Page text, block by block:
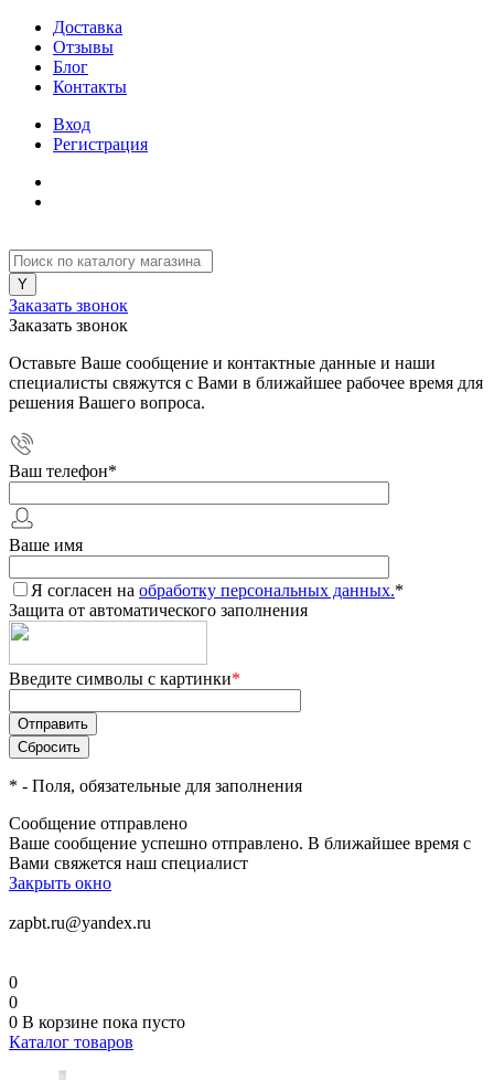
Доставка
Отзывы
Блог
Контакты
Вход
Регистрация
Заказать звонок
Заказать звонок
Оставьте Ваше сообщение и контактные данные и наши
специалисты свяжутся с Вами в ближайшее рабочее время для
решения Вашего вопроса.
Ваш телефон*
Ваше имя
Я согласен на обработку персональных данных.*
Защита от автоматического заполнения
Введите символы с картинки*
* - Поля, обязательные для заполнения
Сообщение отправлено
Ваше сообщение успешно отправлено. В ближайшее время с
Вами свяжется наш специалист
Закрыть окно
zapbt.ru@yandex.ru
0
0
0 В корзине пока пусто
Каталог товаров